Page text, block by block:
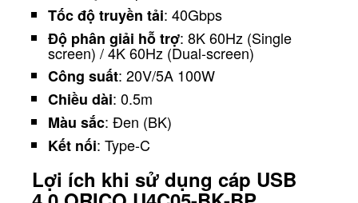
Tốc độ truyền tải: 40Gbps
Độ phân giải hỗ trợ: 8K 60Hz (Single
screen) / 4K 60Hz (Dual-screen)
Công suất: 20V/5A 100W
Chiều dài: 0.5m
Màu sắc: Đen (BK)
Kết nối: Type-C
Lợi ích khi sử dụng cáp USB